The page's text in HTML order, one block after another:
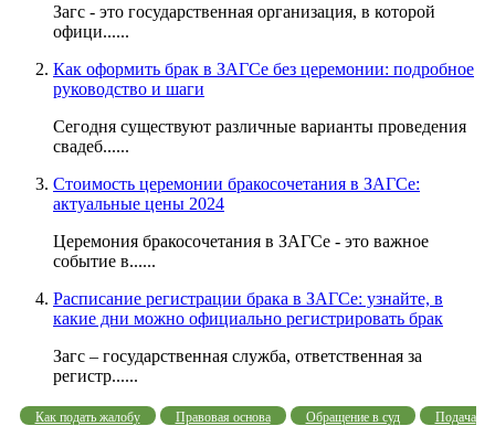
Загс - это государственная организация, в которой
офици......
Как оформить брак в ЗАГСе без церемонии: подробное
руководство и шаги
Сегодня существуют различные варианты проведения
свадеб......
Стоимость церемонии бракосочетания в ЗАГСе:
актуальные цены 2024
Церемония бракосочетания в ЗАГСе - это важное
событие в......
Расписание регистрации брака в ЗАГСе: узнайте, в
какие дни можно официально регистрировать брак
Загс – государственная служба, ответственная за
регистр......
Как подать жалобу Правовая основа Обращение в суд
Подача